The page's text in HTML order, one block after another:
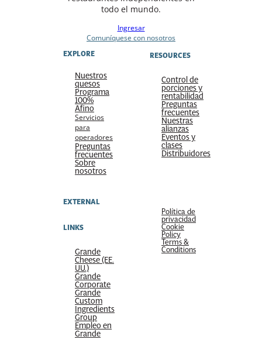
todo el mundo.
Ingresar
Comuníquese con nosotros
EXPLORE
Nuestros
quesos
Programa
100%
Afino
Servicios
para
operadores
Preguntas
frecuentes
Sobre
nosotros
RESOURCES
Control de
porciones y
rentabilidad
Preguntas
frecuentes
Nuestras
alianzas
Eventos y
clases
Distribuidores
EXTERNAL
LINKS
Grande
Cheese (EE.
UU.)
Grande
Corporate
Grande
Custom
Ingredients
Group
Empleo en
Grande
Política de
privacidad
Cookie
Policy
Terms &
Conditions